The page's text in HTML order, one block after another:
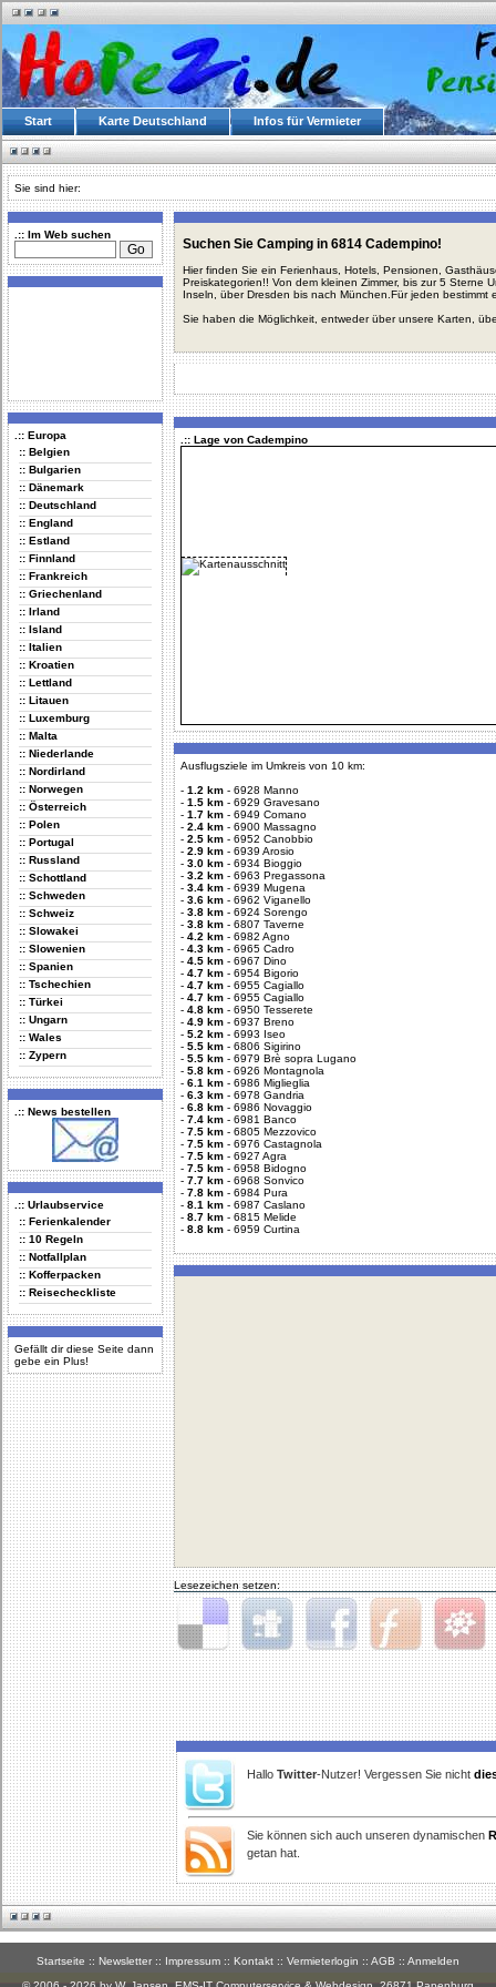
Start Karte Deutschland Infos für Vermieter
Sie sind hier:
.:: Im Web suchen
.:: Europa
:: Belgien
:: Bulgarien
:: Dänemark
:: Deutschland
:: England
:: Estland
:: Finnland
:: Frankreich
:: Griechenland
:: Irland
:: Island
:: Italien
:: Kroatien
:: Lettland
:: Litauen
:: Luxemburg
:: Malta
:: Niederlande
:: Nordirland
:: Norwegen
:: Österreich
:: Polen
:: Portugal
:: Russland
:: Schottland
:: Schweden
:: Schweiz
:: Slowakei
:: Slowenien
:: Spanien
:: Tschechien
:: Türkei
:: Ungarn
:: Wales
:: Zypern
.:: News bestellen
.:: Urlaubservice
:: Ferienkalender
:: 10 Regeln
:: Notfallplan
:: Kofferpacken
:: Reisecheckliste
Gefällt dir diese Seite dann
gebe ein Plus!
Suchen Sie Camping in 6814 Cadempino!
Hier finden Sie ein Ferienhaus, Hotels, Pensionen,
Preiskategorien!! Von dem kleinen Zimmer, bis zur 5 Sterne
Inseln, über Dresden bis nach München.Für jeden bestimmt
Sie haben die Möglichkeit, entweder über unsere Karten,
.:: Lage von Cadempino
Ausflugsziele im Umkreis von 10 km:
- 1.2 km - 6928 Manno
- 1.5 km - 6929 Gravesano
- 1.7 km - 6949 Comano
- 2.4 km - 6900 Massagno
- 2.5 km - 6952 Canobbio
- 2.9 km - 6939 Arosio
- 3.0 km - 6934 Bioggio
- 3.2 km - 6963 Pregassona
- 3.4 km - 6939 Mugena
- 3.6 km - 6962 Viganello
- 3.8 km - 6924 Sorengo
- 3.8 km - 6807 Taverne
- 4.2 km - 6982 Agno
- 4.3 km - 6965 Cadro
- 4.5 km - 6967 Dino
- 4.7 km - 6954 Bigorio
- 4.7 km - 6955 Cagiallo
- 4.7 km - 6955 Cagiallo
- 4.8 km - 6950 Tesserete
- 4.9 km - 6937 Breno
- 5.2 km - 6993 Iseo
- 5.5 km - 6806 Sigirino
- 5.5 km - 6979 Brè sopra Lugano
- 5.8 km - 6926 Montagnola
- 6.1 km - 6986 Miglieglia
- 6.3 km - 6978 Gandria
- 6.8 km - 6986 Novaggio
- 7.4 km - 6981 Banco
- 7.5 km - 6805 Mezzovico
- 7.5 km - 6976 Castagnola
- 7.5 km - 6927 Agra
- 7.5 km - 6958 Bidogno
- 7.7 km - 6968 Sonvico
- 7.8 km - 6984 Pura
- 8.1 km - 6987 Caslano
- 8.7 km - 6815 Melide
- 8.8 km - 6959 Curtina
Lesezeichen setzen:
Delicious Digg Facebook Furl StudiVZ
Hallo Twitter-Nutzer! Vergessen Sie nicht
Sie können sich auch unseren dynamischen
getan hat.
Startseite :: Newsletter :: Impressum :: Kontakt :: Vermieterlogin :: AGB :: Anmelden